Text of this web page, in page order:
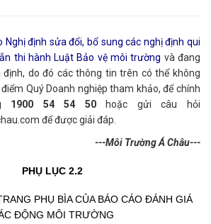
Nghị định sửa đổi, bổ sung các nghị định qui
thi hành Luật Bảo vệ môi trường và đang
do đó các thông tin trên có thể không
Quý Doanh nghiệp tham khảo, để chính
1900 54 54 50hoặc gửi câu hỏi
để được giải đáp.
---Môi Trường Á Châu---
PHỤ LỤC 2.2
PHỤ BÌA CỦA BÁO CÁO ĐÁNH GIÁ
ĐỘNG MÔI TRƯỜNG